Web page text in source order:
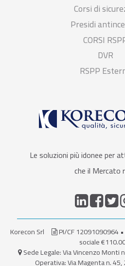
Corsi di
Presidi
CORSI
DVR
RSPP
Le soluzioni più idonee per
che il Mercato
Korecon Srl PI/CF 12091090964
sociale
Sede Legale: Via Vincenzo Monti
Operativa: Via Magenta n.